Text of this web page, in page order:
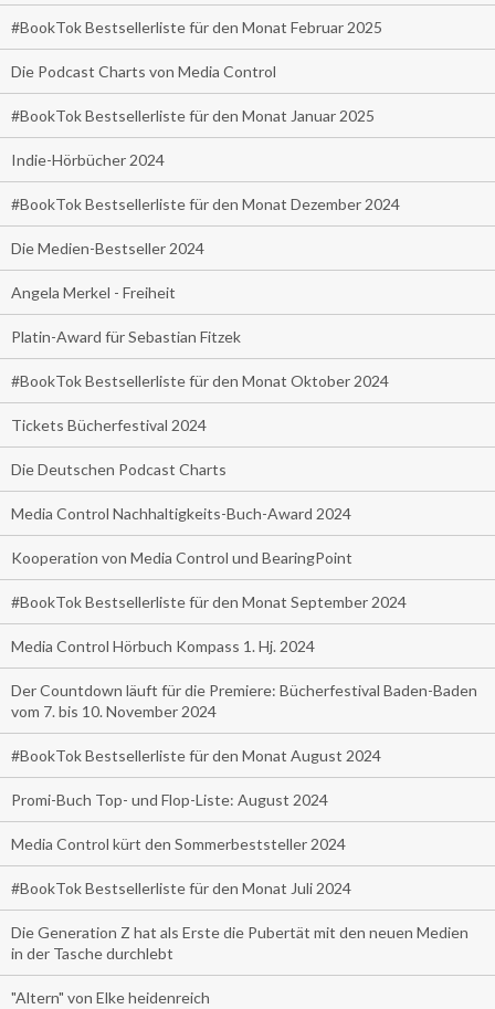
#BookTok Bestsellerliste für den Monat Februar 2025
Die Podcast Charts von Media Control
#BookTok Bestsellerliste für den Monat Januar 2025
Indie-Hörbücher 2024
#BookTok Bestsellerliste für den Monat Dezember 2024
Die Medien-Bestseller 2024
Angela Merkel - Freiheit
Platin-Award für Sebastian Fitzek
#BookTok Bestsellerliste für den Monat Oktober 2024
Tickets Bücherfestival 2024
Die Deutschen Podcast Charts
Media Control Nachhaltigkeits-Buch-Award 2024
Kooperation von Media Control und BearingPoint
#BookTok Bestsellerliste für den Monat September 2024
Media Control Hörbuch Kompass 1. Hj. 2024
Der Countdown läuft für die Premiere: Bücherfestival Baden-Baden
vom 7. bis 10. November 2024
#BookTok Bestsellerliste für den Monat August 2024
Promi-Buch Top- und Flop-Liste: August 2024
Media Control kürt den Sommerbeststeller 2024
#BookTok Bestsellerliste für den Monat Juli 2024
Die Generation Z hat als Erste die Pubertät mit den neuen Medien
in der Tasche durchlebt
"Altern" von Elke heidenreich